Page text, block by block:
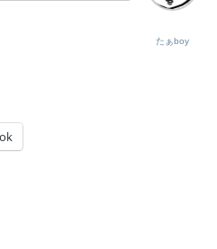
たぁboy